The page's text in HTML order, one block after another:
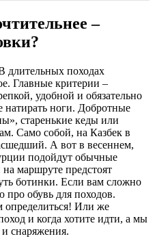
–
длительных походах
Главные критерии –
удобной и обязательно
ноги. Добротные
старенькие кеды или
Само собой, на Казбек в
А вот в весеннем,
подойдут обычные
маршруте предстоят
ботинки. Если вам сложно
про обувь для походов.
определиться! Или же
и когда хотите идти, а мы
снаряжения.